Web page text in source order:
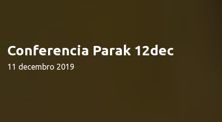
Conferencia Parak 12dec
11 decembro 2019